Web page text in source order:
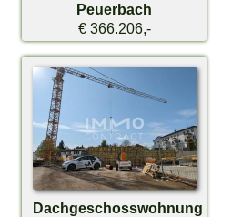
Peuerbach
€ 366.206,-
Dachgeschosswohnung